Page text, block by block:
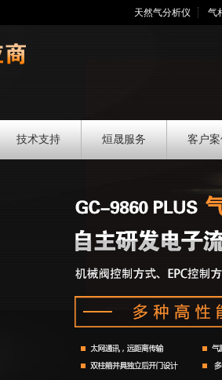
天然气分析仪 气
技术支持 烜晟服务 客户